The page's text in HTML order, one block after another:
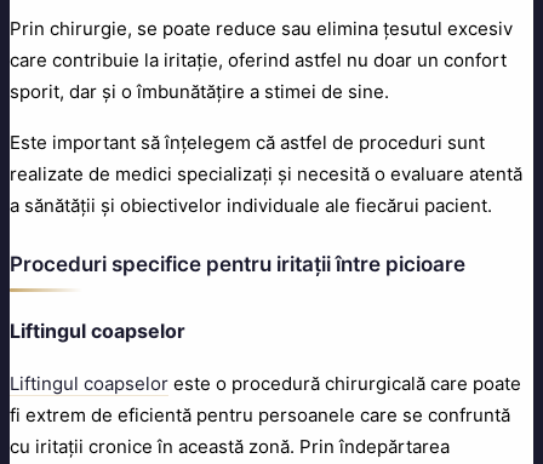
Prin chirurgie, se poate reduce sau elimina țesutul excesiv
care contribuie la iritație, oferind astfel nu doar un confort
sporit, dar și o îmbunătățire a stimei de sine.
Este important să înțelegem că astfel de proceduri sunt
realizate de medici specializați și necesită o evaluare atentă
a sănătății și obiectivelor individuale ale fiecărui pacient.
Proceduri specifice pentru iritații între picioare
Liftingul coapselor
Liftingul coapselor este o procedură chirurgicală care poate
fi extrem de eficientă pentru persoanele care se confruntă
cu iritații cronice în această zonă. Prin îndepărtarea